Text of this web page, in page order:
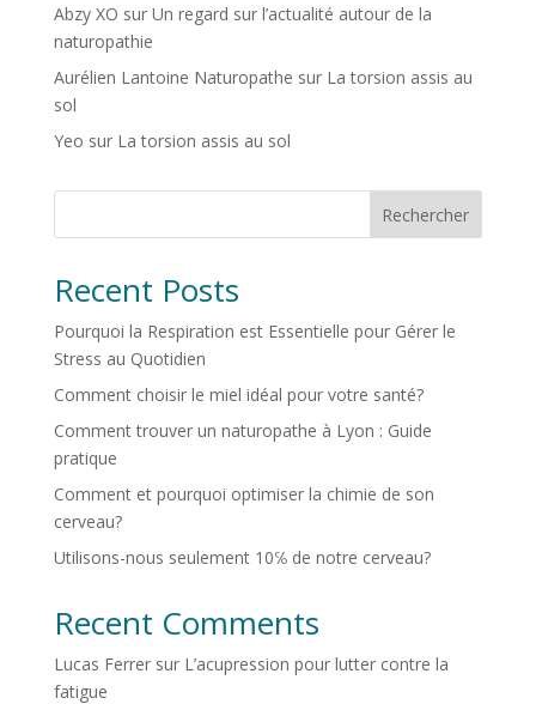
Abzy XO sur Un regard sur l’actualité autour de la
naturopathie
Aurélien Lantoine Naturopathe sur La torsion assis au
sol
Yeo sur La torsion assis au sol
Rechercher
Recent Posts
Pourquoi la Respiration est Essentielle pour Gérer le
Stress au Quotidien
Comment choisir le miel idéal pour votre santé?
Comment trouver un naturopathe à Lyon : Guide
pratique
Comment et pourquoi optimiser la chimie de son
cerveau?
Utilisons-nous seulement 10℅ de notre cerveau?
Recent Comments
Lucas Ferrersur L’acupression pour lutter contre la
fatigue